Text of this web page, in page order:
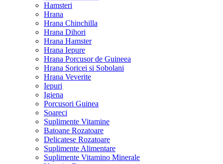
Hamsteri
Hrana
Hrana Chinchilla
Hrana Dihori
Hrana Hamster
Hrana Iepure
Hrana Porcusor de Guineea
Hrana Soricei si Sobolani
Hrana Veverite
Iepuri
Igiena
Porcusori Guinea
Soareci
Suplimente Vitamine
Batoane Rozatoare
Delicatese Rozatoare
Suplimente Alimentare
Suplimente Vitamino Minerale